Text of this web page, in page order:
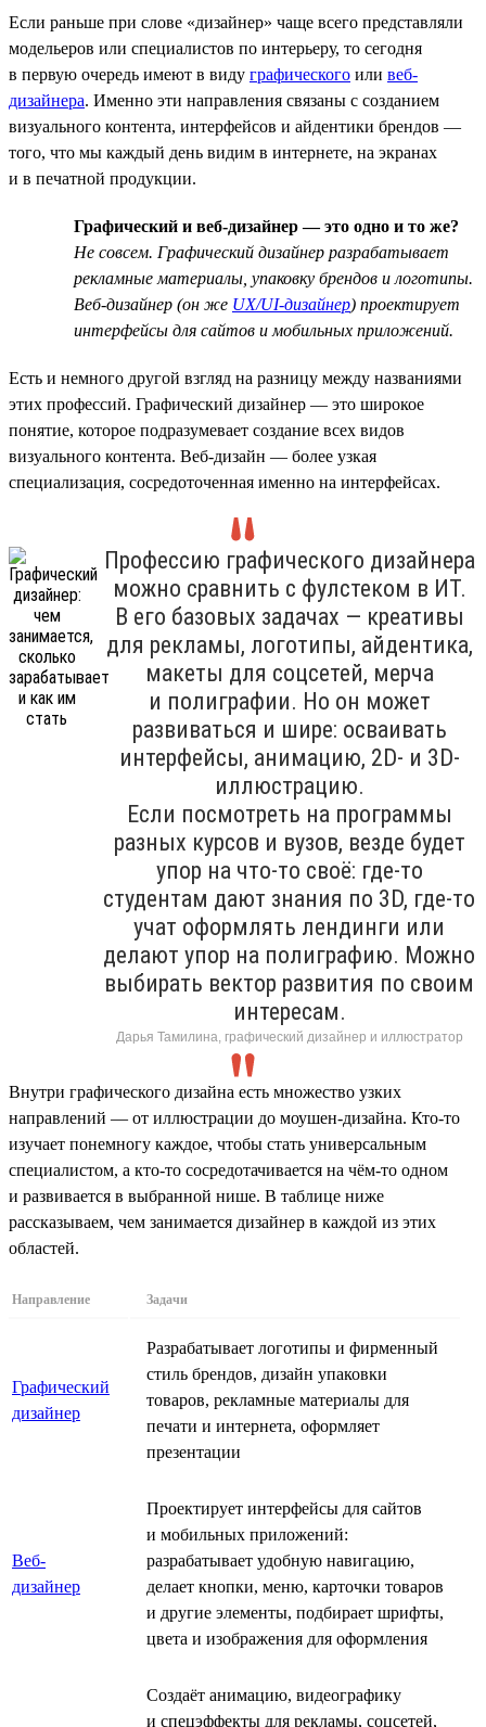
Если раньше при слове «дизайнер» чаще всего представляли
модельеров или специалистов по интерьеру, то сегодня
в первую очередь имеют в виду графического или веб-
дизайнера. Именно эти направления связаны с созданием
визуального контента, интерфейсов и айдентики брендов —
того, что мы каждый день видим в интернете, на экранах
и в печатной продукции.
Графический и веб-дизайнер — это одно и то же?
Не совсем. Графический дизайнер разрабатывает
рекламные материалы, упаковку брендов и логотипы.
Веб-дизайнер (он же UX/UI-дизайнер) проектирует
интерфейсы для сайтов и мобильных приложений.
Есть и немного другой взгляд на разницу между названиями
этих профессий. Графический дизайнер — это широкое
понятие, которое подразумевает создание всех видов
визуального контента. Веб-дизайн — более узкая
специализация, сосредоточенная именно на интерфейсах.
Профессию графического дизайнера
можно сравнить с фулстеком в ИТ.
В его базовых задачах — креативы
для рекламы, логотипы, айдентика,
макеты для соцсетей, мерча
и полиграфии. Но он может
развиваться и шире: осваивать
интерфейсы, анимацию, 2D- и 3D-
иллюстрацию.
Если посмотреть на программы
разных курсов и вузов, везде будет
упор на что-то своё: где-то
студентам дают знания по 3D, где-то
учат оформлять лендинги или
делают упор на полиграфию. Можно
выбирать вектор развития по своим
интересам.
Дарья Тамилина, графический дизайнер и иллюстратор
Внутри графического дизайна есть множество узких
направлений — от иллюстрации до моушен-дизайна. Кто-то
изучает понемногу каждое, чтобы стать универсальным
специалистом, а кто-то сосредотачивается на чём-то одном
и развивается в выбранной нише. В таблице ниже
рассказываем, чем занимается дизайнер в каждой из этих
областей.
Направление Задачи
Графический
дизайнер
Разрабатывает логотипы и фирменный
стиль брендов, дизайн упаковки
товаров, рекламные материалы для
печати и интернета, оформляет
презентации
Веб-
дизайнер
Проектирует интерфейсы для сайтов
и мобильных приложений:
разрабатывает удобную навигацию,
делает кнопки, меню, карточки товаров
и другие элементы, подбирает шрифты,
цвета и изображения для оформления
Создаёт анимацию, видеографику
и спецэффекты для рекламы, соцсетей,